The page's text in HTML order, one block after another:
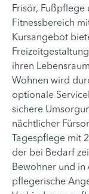
Frisör,
Fitnessbereich
Kursangebot
ihren
Wohnen wird
optionale
sichere
nächtlicher
Tagespflege mit
der bei Bedarf
Bewohner und
pflegerische